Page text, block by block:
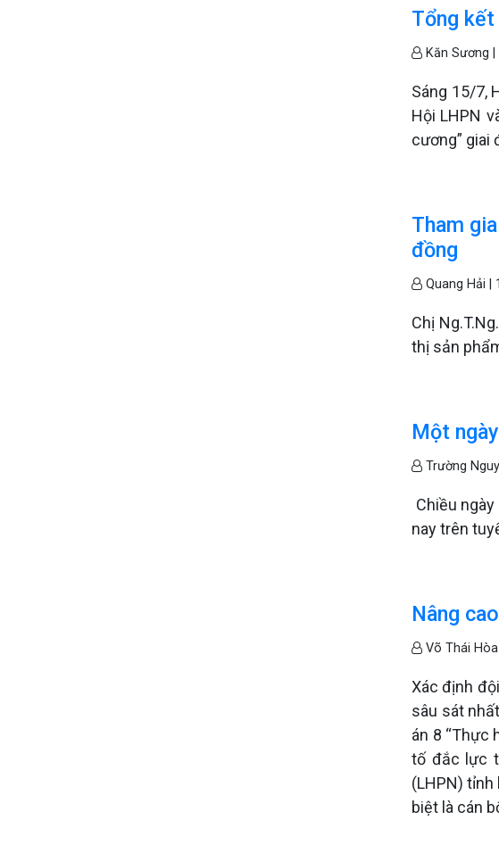
Tổng kết
Kăn Sương |
Sáng 15/7,
Hội LHPN
cương” giai
Tham
đồng
Quang Hải |
Chị
thị sản
Một
Trường
Chiều
nay trên
Nâng
Võ Thái
Xác định
sâu sát
án 8 “Thực
tố đắc lực
(LHPN)
biệt là cán